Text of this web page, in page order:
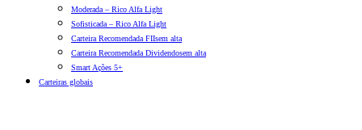
Moderada – Rico Alfa Light
Sofisticada – Rico Alfa Light
Carteira Recomendada FIIsem alta
Carteira Recomendada Dividendosem alta
Smart Ações 5+
Carteiras globais